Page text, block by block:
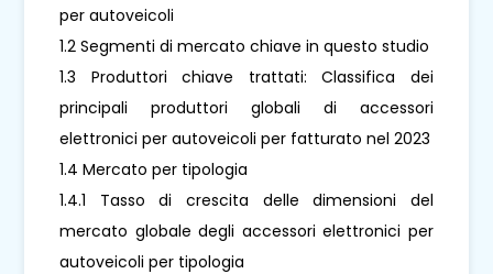
per autoveicoli
1.2 Segmenti di mercato chiave in questo studio
1.3 Produttori chiave trattati: Classifica dei
principali produttori globali di accessori
elettronici per autoveicoli per fatturato nel 2023
1.4 Mercato per tipologia
1.4.1 Tasso di crescita delle dimensioni del
mercato globale degli accessori elettronici per
autoveicoli per tipologia